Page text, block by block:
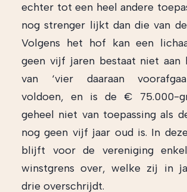
echter tot een heel andere
nog strenger lijkt dan die van
Volgens het hof kan een
geen vijf jaren bestaat niet aan
van ‘vier daaraan
voldoen, en is de € 75.000-
geheel niet van toepassing als
nog geen vijf jaar oud is. In
blijft voor de vereniging
winstgrens over, welke zij in
drie overschrijdt.